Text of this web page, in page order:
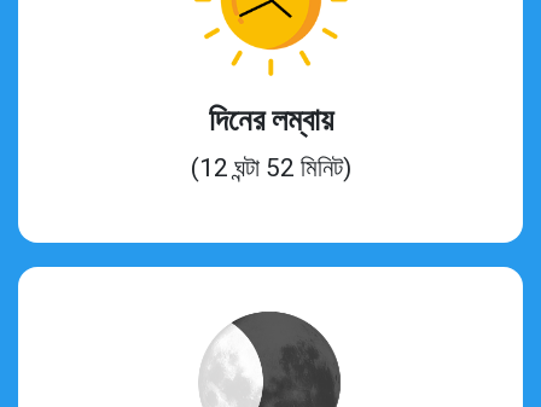
দিনের লম্বায়
(12 ঘন্টা 52 মিনিট)